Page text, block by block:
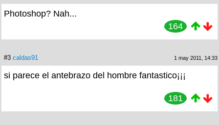
Photoshop? Nah...
164
#3 caldas91 1 may 2011, 14:33
si parece el antebrazo del hombre fantastico¡¡¡
181